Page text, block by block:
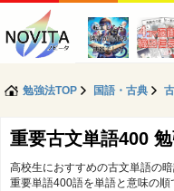
勉強法TOP 国語・古典
重要古文単語400
高校生におすすめの古文単語の暗
重要単語400語を単語と意味の順